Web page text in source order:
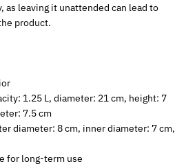
as leaving it unattended can lead to
product.
1.25 L, diameter: 21 cm, height: 7
7.5 cm
diameter: 8 cm, inner diameter: 7 cm,
for long-term use